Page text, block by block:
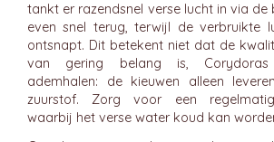
tankt er razendsnel verse lucht in via de
even snel terug, terwijl de verbruikte
ontsnapt. Dit betekent niet dat de
van gering belang is,
ademhalen: de kieuwen alleen
zuurstof. Zorg voor een
waarbij het verse water koud kan